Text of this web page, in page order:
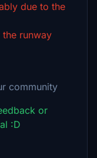
due to the
runway
community
or
:D